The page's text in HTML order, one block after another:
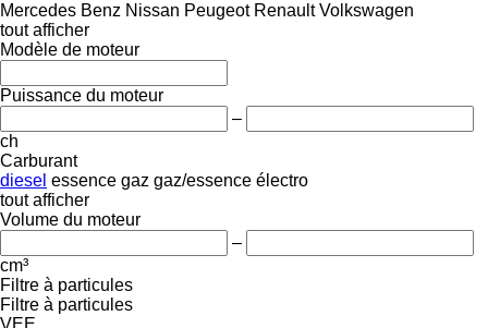
Mercedes Benz Nissan Peugeot Renault Volkswagen
tout afficher
Modèle de moteur
Puissance du moteur
–
ch
Carburant
diesel essence gaz gaz/essence électro
tout afficher
Volume du moteur
–
cm³
Filtre à particules
Filtre à particules
VEE